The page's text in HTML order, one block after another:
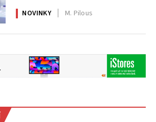
NOVINKY M. Pilous